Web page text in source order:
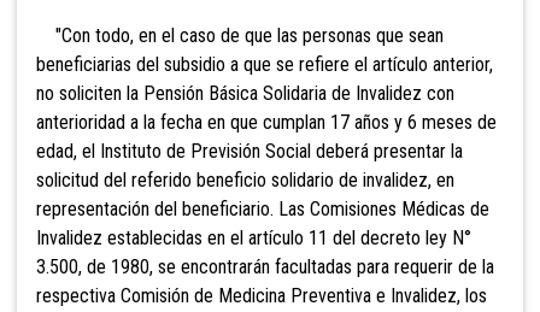
"Con todo, en el caso de que las personas que sean
beneficiarias del subsidio a que se refiere el artículo anterior,
no soliciten la Pensión Básica Solidaria de Invalidez con
anterioridad a la fecha en que cumplan 17 años y 6 meses de
edad, el Instituto de Previsión Social deberá presentar la
solicitud del referido beneficio solidario de invalidez, en
representación del beneficiario. Las Comisiones Médicas de
Invalidez establecidas en el artículo 11 del decreto ley N°
3.500, de 1980, se encontrarán facultadas para requerir de la
respectiva Comisión de Medicina Preventiva e Invalidez, los